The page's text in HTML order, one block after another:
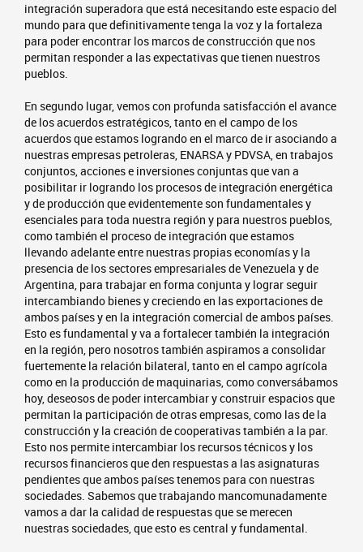
integración superadora que está necesitando este espacio del
mundo para que definitivamente tenga la voz y la fortaleza
para poder encontrar los marcos de construcción que nos
permitan responder a las expectativas que tienen nuestros
pueblos.
En segundo lugar, vemos con profunda satisfacción el avance
de los acuerdos estratégicos, tanto en el campo de los
acuerdos que estamos logrando en el marco de ir asociando a
nuestras empresas petroleras, ENARSA y PDVSA, en trabajos
conjuntos, acciones e inversiones conjuntas que van a
posibilitar ir logrando los procesos de integración energética
y de producción que evidentemente son fundamentales y
esenciales para toda nuestra región y para nuestros pueblos,
como también el proceso de integración que estamos
llevando adelante entre nuestras propias economías y la
presencia de los sectores empresariales de Venezuela y de
Argentina, para trabajar en forma conjunta y lograr seguir
intercambiando bienes y creciendo en las exportaciones de
ambos países y en la integración comercial de ambos países.
Esto es fundamental y va a fortalecer también la integración
en la región, pero nosotros también aspiramos a consolidar
fuertemente la relación bilateral, tanto en el campo agrícola
como en la producción de maquinarias, como conversábamos
hoy, deseosos de poder intercambiar y construir espacios que
permitan la participación de otras empresas, como las de la
construcción y la creación de cooperativas también a la par.
Esto nos permite intercambiar los recursos técnicos y los
recursos financieros que den respuestas a las asignaturas
pendientes que ambos países tenemos para con nuestras
sociedades. Sabemos que trabajando mancomunadamente
vamos a dar la calidad de respuestas que se merecen
nuestras sociedades, que esto es central y fundamental.